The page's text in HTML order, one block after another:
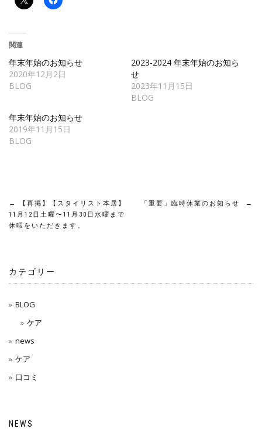
関連
年末年始のお知らせ
2020年12月2日
BLOG
2023-2024 年末年始のお知ら
せ
2023年11月15日
BLOG
年末年始のお知らせ
2019年11月15日
BLOG
投
稿
ビ
ゲ
ー
シ
ョ
←
【再掲】【スタイリスト本居】
11月12日土曜〜11月30日水曜まで
休暇をいただきます。
「重要」臨時休業のお知らせ →
カテゴリー
BLOG
ケア
news
ケア
口コミ
NEWS